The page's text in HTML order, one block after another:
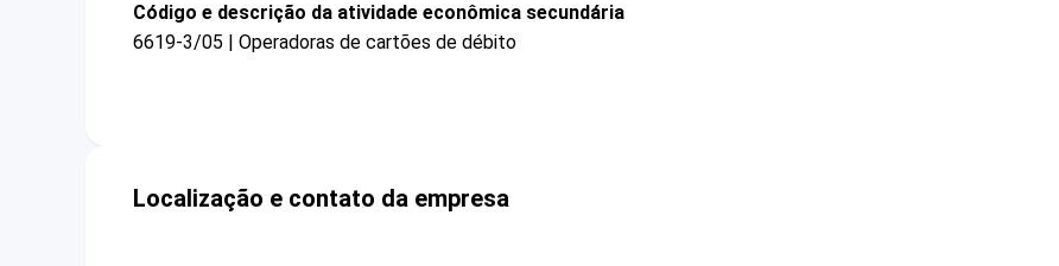
Código e descrição da atividade econômica secundária
6619-3/05 | Operadoras de cartões de débito
Localização e contato da empresa